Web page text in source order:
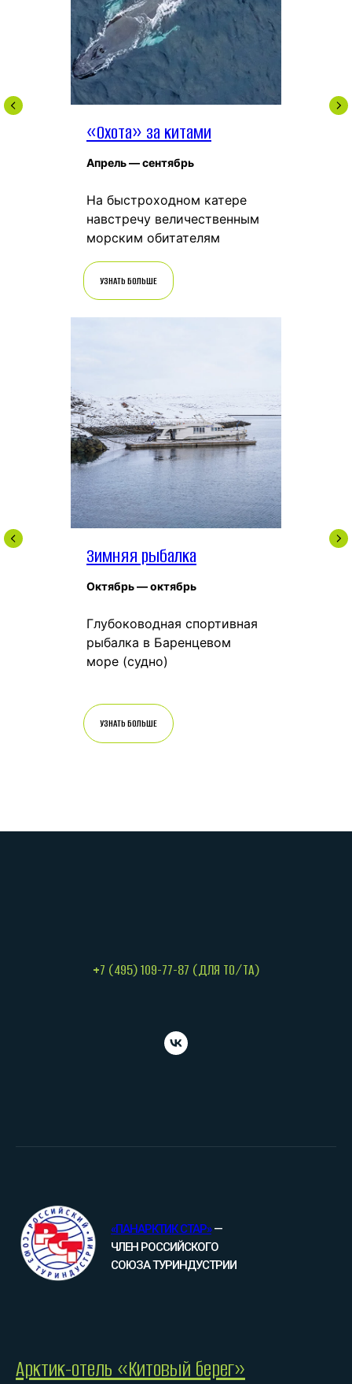
«Охота» за китами
Апрель — сентябрь
На быстроходном катере
навстречу величественным
морским обитателям
УЗНАТЬ БОЛЬШЕ
Зимняя рыбалка
Октябрь — октябрь
Глубоководная спортивная
рыбалка в Баренцевом
море (судно)
УЗНАТЬ БОЛЬШЕ
+7 (495) 109-77-87 (ДЛЯ ТО/ТА)
«ПАНАРКТИК СТАР»—
ЧЛЕН РОССИЙСКОГО
СОЮЗА ТУРИНДУСТРИИ
Арктик-отель «Китовый берег»